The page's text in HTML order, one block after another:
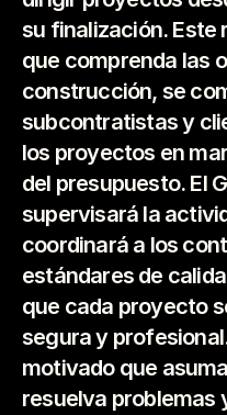
su finalización. Este
que comprenda las
construcción, se
subcontratistas y
los proyectos en
del presupuesto. El
supervisará la
coordinará a los
estándares de
que cada proyecto
segura y
motivado que
resuelva problemas